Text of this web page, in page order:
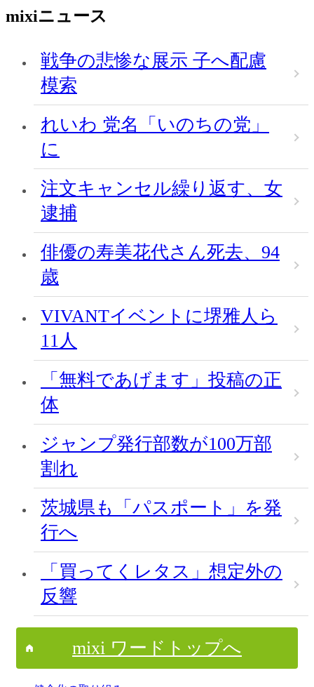
mixiニュース
戦争の悲惨な展示 子へ配慮
模索
れいわ 党名「いのちの党」
に
注文キャンセル繰り返す、女
逮捕
俳優の寿美花代さん死去、94
歳
VIVANTイベントに堺雅人ら
11人
「無料であげます」投稿の正
体
ジャンプ発行部数が100万部
割れ
茨城県も「パスポート」を発
行へ
「買ってくレタス」想定外の
反響
mixi ワードトップへ